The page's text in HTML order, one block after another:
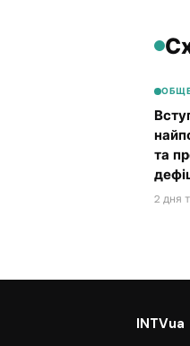
та
2 дня
INTVua